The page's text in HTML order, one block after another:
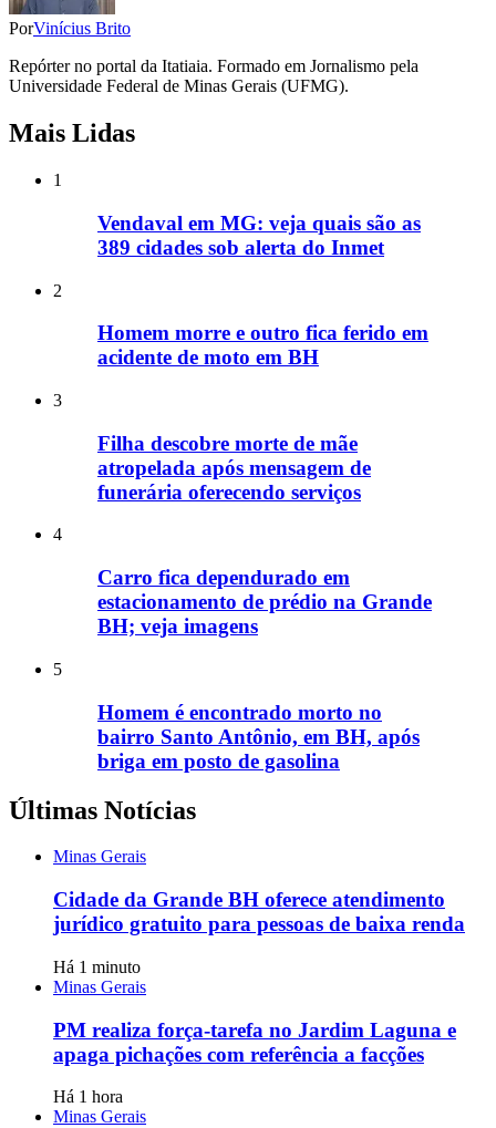
PorVinícius Brito
Repórter no portal da Itatiaia. Formado em Jornalismo pela
Universidade Federal de Minas Gerais (UFMG).
Mais Lidas
1
Vendaval em MG: veja quais são as
389 cidades sob alerta do Inmet
2
Homem morre e outro fica ferido em
acidente de moto em BH
3
Filha descobre morte de mãe
atropelada após mensagem de
funerária oferecendo serviços
4
Carro fica dependurado em
estacionamento de prédio na Grande
BH; veja imagens
5
Homem é encontrado morto no
bairro Santo Antônio, em BH, após
briga em posto de gasolina
Últimas Notícias
Minas Gerais
Cidade da Grande BH oferece atendimento
jurídico gratuito para pessoas de baixa renda
Há 1 minuto
Minas Gerais
PM realiza força-tarefa no Jardim Laguna e
apaga pichações com referência a facções
Há 1 hora
Minas Gerais